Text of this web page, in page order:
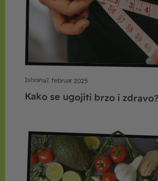
Ishrana7. februar 2025
Kako se ugojiti brzo i zdravo?